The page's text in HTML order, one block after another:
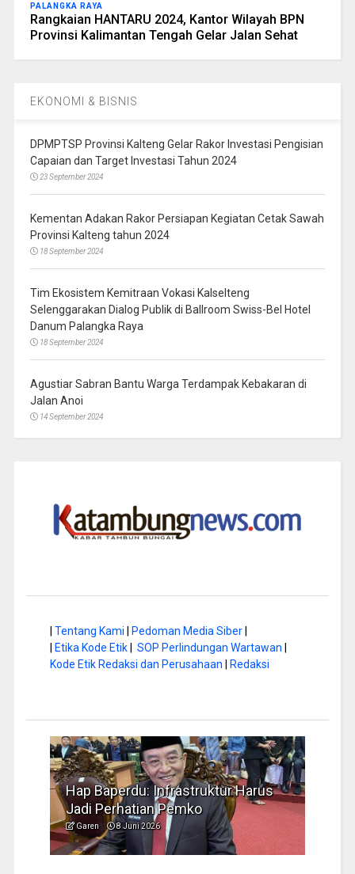
PALANGKA RAYA
Rangkaian HANTARU 2024, Kantor Wilayah BPN
Provinsi Kalimantan Tengah Gelar Jalan Sehat
EKONOMI & BISNIS
DPMPTSP Provinsi Kalteng Gelar Rakor Investasi Pengisian
Capaian dan Target Investasi Tahun 2024
23 September 2024
Kementan Adakan Rakor Persiapan Kegiatan Cetak Sawah
Provinsi Kalteng tahun 2024
18 September 2024
Tim Ekosistem Kemitraan Vokasi Kalselteng
Selenggarakan Dialog Publik di Ballroom Swiss-Bel Hotel
Danum Palangka Raya
18 September 2024
Agustiar Sabran Bantu Warga Terdampak Kebakaran di
Jalan Anoi
14 September 2024
Tentang Kami Pedoman Media Siber|
Etika Kode Etik| SOP Perlindungan Wartawan
Kode Etik Redaksi dan Perusahaan
Redaksi
Hap Baperdu: Infrastruktur Harus
Jadi Perhatian Pemko
Garen 8 Juni 2026